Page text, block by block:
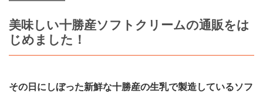
美味しい十勝産ソフトクリームの通販をは
じめました！
その日にしぼった新鮮な十勝産の生乳で製造しているソフ